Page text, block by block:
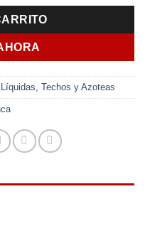
1.420,00.
es:
Techos y Azoteas